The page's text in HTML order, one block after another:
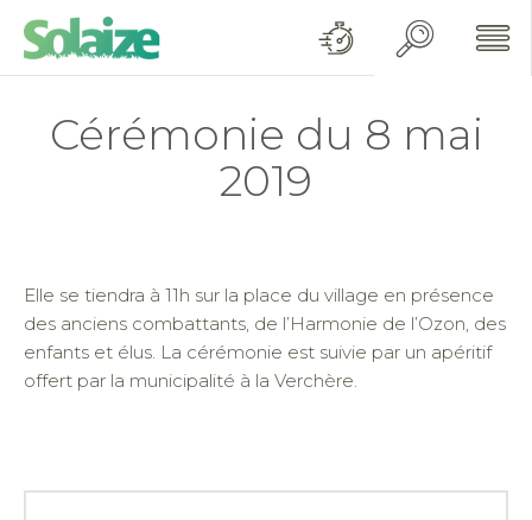
Cérémonie du 8 mai
2019
Elle se tiendra à 11h sur la place du village en présence
des anciens combattants, de l’Harmonie de l’Ozon, des
enfants et élus. La cérémonie est suivie par un apéritif
offert par la municipalité à la Verchère.